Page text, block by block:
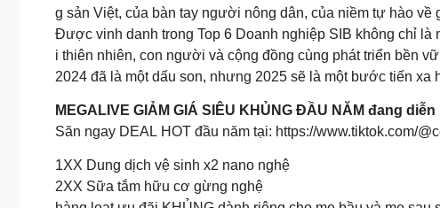
g sản Việt, của bàn tay người nông dân, của niềm tự hào về
Được vinh danh trong Top 6 Doanh nghiệp SIB không chỉ
i thiên nhiên, con người và cộng đồng cùng phát triển bền
2024 đã là một dấu son, nhưng 2025 sẽ là một bước tiến
MEGALIVE GIẢM GIÁ SIÊU KHỦNG ĐẦU NĂM đang
Săn ngay DEAL HOT đầu năm tại: https://www.tiktok.com/
1XX Dung dịch vệ sinh x2 nano nghệ
2XX Sữa tắm hữu cơ gừng nghệ